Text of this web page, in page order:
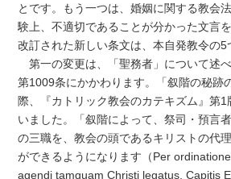
とです。もう一つは、婚姻に関する教会
験上、不適切であることが分かった文言
改訂された新しい条文は、本自発教令の5
第一の変更は、「聖務者」について述
第1009条にかかわります。「叙階の秘跡
際、『カトリック教会のカテキズム』第
いました。「叙階によって、祭司・預言
の三職を、教会の頭であるキリストの代
ができるようになります（Per
agendi tamquam Christi legatus, Capitis